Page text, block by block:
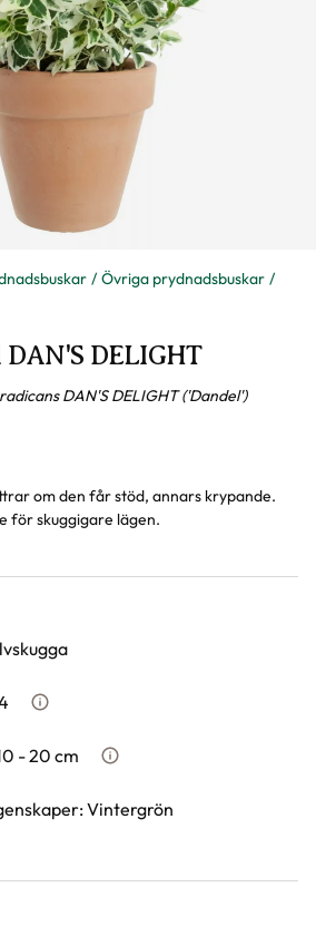
Övriga prydnadsbuskar
DELIGHT
DAN'S DELIGHT ('Dandel')
om den får stöd, annars krypande.
för skuggigare lägen.
Vad är odlingszon?
- 20 cm Hur vi mäter leveranshöjd på
:Vintergrön